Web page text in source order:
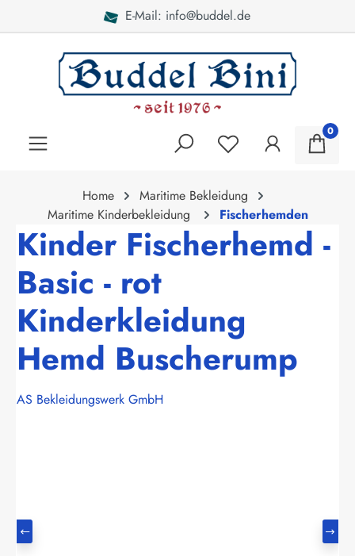
E-Mail: info@buddel.de
0
Home
Maritime Bekleidung
Maritime Kinderbekleidung
Fischerhemden
Kinder Fischerhemd -
Basic - rot
Kinderkleidung
Hemd Buscherump
AS Bekleidungswerk GmbH